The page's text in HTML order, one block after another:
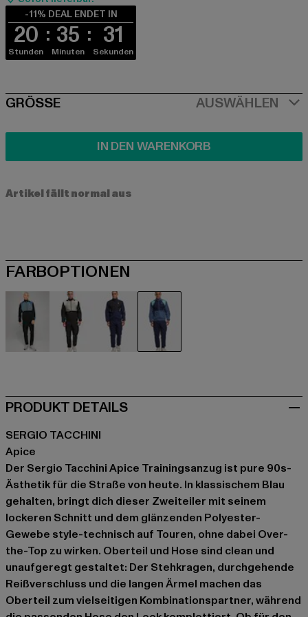
-11% DEAL ENDET IN
20
Stunden
35
Minuten
31
Sekunden
SIZE
GRÖSSE AUSWÄHLEN
IN DEN WARENKORB
Artikel fällt normal aus
FARBOPTIONEN
PRODUKT DETAILS
SERGIO TACCHINI
Apice
Der Sergio Tacchini Apice Trainingsanzug ist pure 90s-
Ästhetik für die Straße von heute. In klassischem Blau
gehalten, bringt dich dieser Zweiteiler mit seinem
lockeren Schnitt und dem glänzenden Polyester-
Gewebe style-technisch auf Touren, ohne dabei Over-
the-Top zu wirken. Oberteil und Hose sind clean und
unaufgeregt gestaltet: Der Stehkragen, durchgehende
Reißverschluss und die langen Ärmel machen das
Oberteil zum vielseitigen Kombinationspartner, während